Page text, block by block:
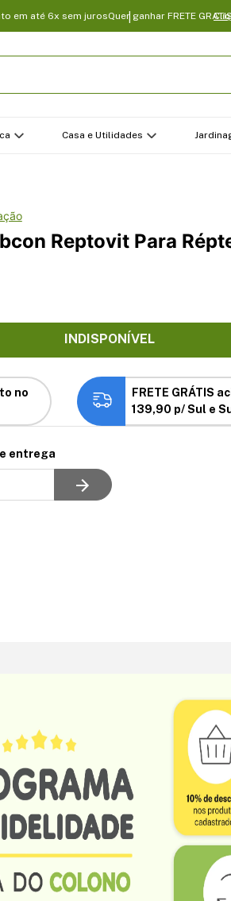
em até 6x sem jurosQuer ganhar FRETE
Casa e Utilidades
Reptovit Para
INDISPONÍVEL
no
FRETE GRÁTIS
139,90 p/ Sul e
entrega